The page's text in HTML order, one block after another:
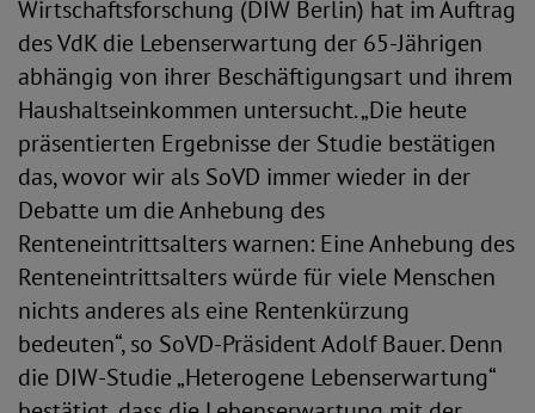
Wirtschaftsforschung (DIW Berlin) hat im Auftrag
des VdK die Lebenserwartung der 65-Jährigen
abhängig von ihrer Beschäftigungsart und ihrem
Haushaltseinkommen untersucht. „Die heute
präsentierten Ergebnisse der Studie bestätigen
das, wovor wir als SoVD immer wieder in der
Debatte um die Anhebung des
Renteneintrittsalters warnen: Eine Anhebung des
Renteneintrittsalters würde für viele Menschen
nichts anderes als eine Rentenkürzung
bedeuten“, so SoVD-Präsident Adolf Bauer. Denn
die DIW-Studie „Heterogene Lebenserwartung“